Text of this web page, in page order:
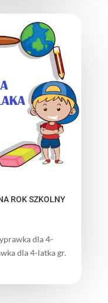
ROK SZKOLNY
dla 4-
dla 4-latka gr.